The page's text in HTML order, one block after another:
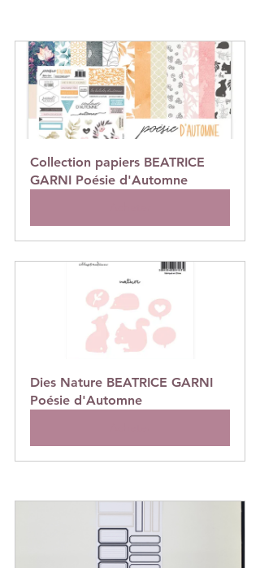
Collection papiers BEATRICE
GARNI Poésie d'Automne
Dies Nature BEATRICE GARNI
Poésie d'Automne